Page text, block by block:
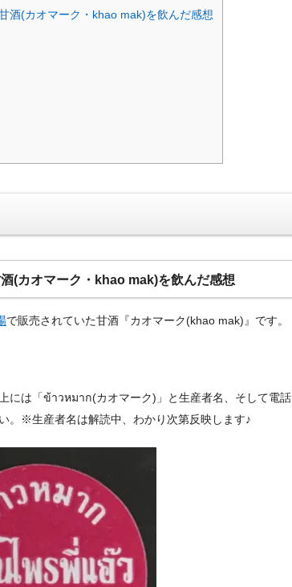
酒(カオマーク・khao mak)を飲んだ感想
(カオマーク・khao mak)を飲んだ感想
で販売されていた甘酒『カオマーク(khao mak)』です。
には「ข้าวหมาก(カオマーク)」と生産者名、そして電話
。※生産者名は解読中、わかり次第反映します♪